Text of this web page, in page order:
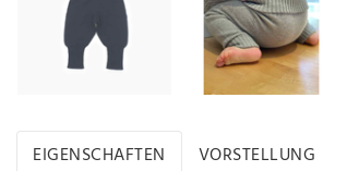
EIGENSCHAFTEN VORSTELLUNG